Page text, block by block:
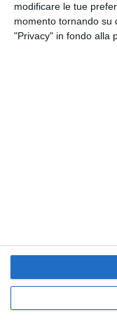
modificare le tue
momento tornando su
"Privacy" in fondo alla